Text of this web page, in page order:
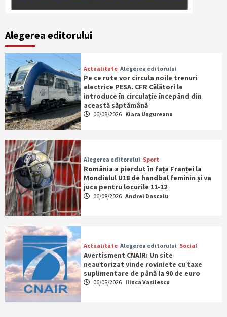
Alegerea editorului
Actualitate Alegerea editorului
Pe ce rute vor circula noile trenuri
electrice PESA. CFR Călători le
introduce în circulație începând din
această săptămână
06/08/2026 Klara Ungureanu
Alegerea editorului Sport
România a pierdut în fața Franței la
Mondialul U18 de handbal feminin și va
juca pentru locurile 11-12
06/08/2026 Andrei Dascalu
Actualitate Alegerea editorului Social
Avertisment CNAIR: Un site
neautorizat vinde roviniete cu taxe
suplimentare de până la 90 de euro
06/08/2026 Ilinca Vasilescu